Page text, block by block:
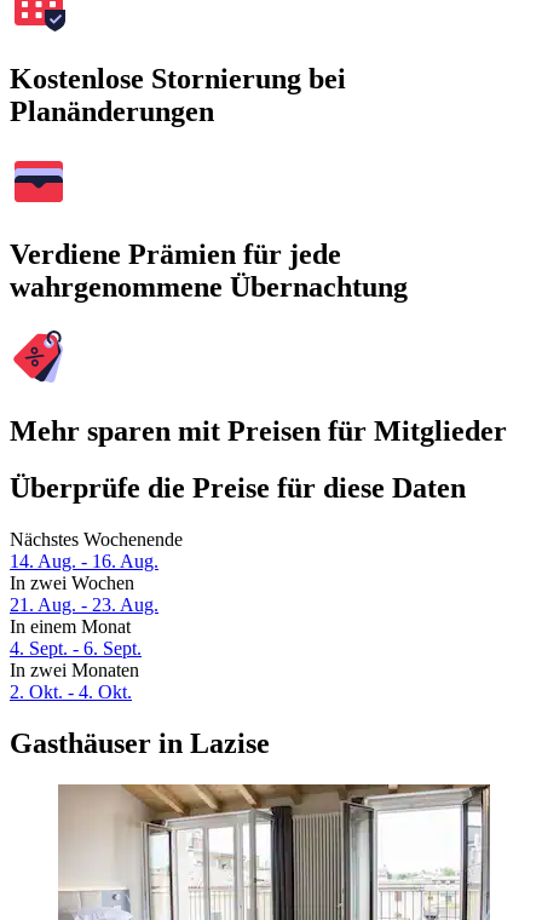
Kostenlose Stornierung bei
Planänderungen
Verdiene Prämien für jede
wahrgenommene Übernachtung
Mehr sparen mit Preisen für Mitglieder
Überprüfe die Preise für diese Daten
Nächstes Wochenende
14. Aug. - 16. Aug.
In zwei Wochen
21. Aug. - 23. Aug.
In einem Monat
4. Sept. - 6. Sept.
In zwei Monaten
2. Okt. - 4. Okt.
Gasthäuser in Lazise